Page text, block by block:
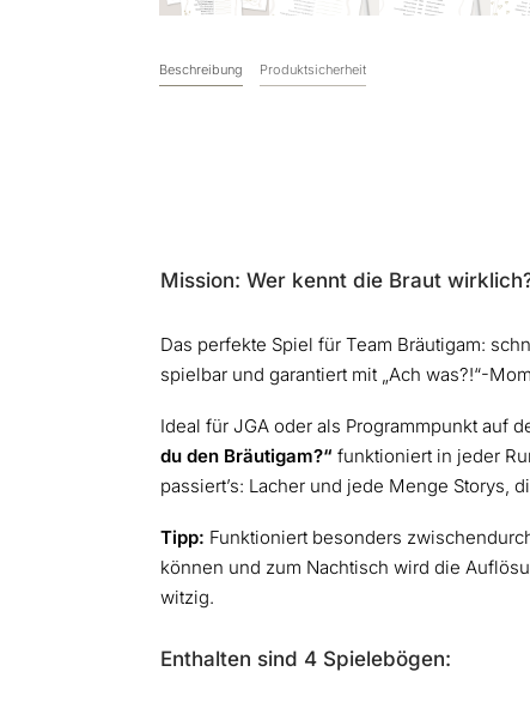
Beschreibung Produktsicherheit
Mission: Wer kennt die Braut
Das perfekte Spiel für Team Bräutigam:
spielbar und garantiert mit „Ach was?!“-
Ideal für JGA oder als Programmpunkt auf
du den Bräutigam?“ funktioniert in jeder
passiert’s: Lacher und jede Menge Storys,
Tipp: Funktioniert besonders
können und zum Nachtisch wird die
witzig.
Enthalten sind 4 Spielebögen: